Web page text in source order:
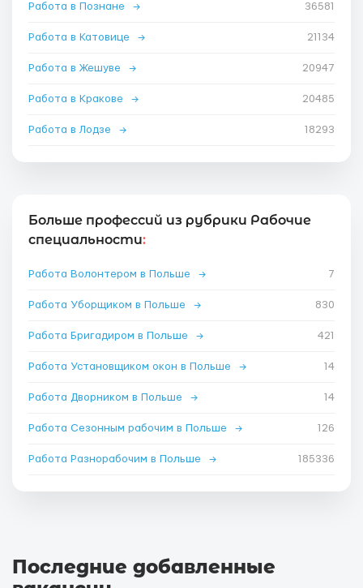
Работа в Познане → 36581
Работа в Катовице → 21134
Работа в Жешуве → 20947
Работа в Кракове → 20485
Работа в Лодзе → 18293
Больше профессий из рубрики Рабочие
специальности:
Работа Волонтером в Польше → 7
Работа Уборщиком в Польше → 830
Работа Бригадиром в Польше → 421
Работа Установщиком окон в Польше → 14
Работа Дворником в Польше → 14
Работа Сезонным рабочим в Польше → 126
Работа Разнорабочим в Польше → 185336
Последние добавленные